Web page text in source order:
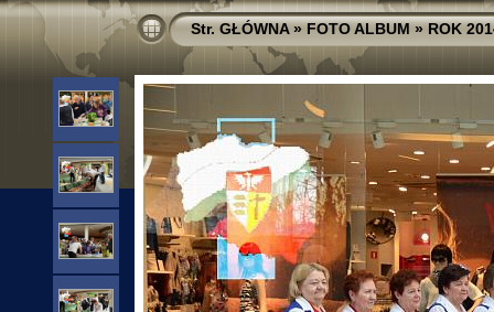
Str. GŁÓWNA»FOTO ALBUM»ROK